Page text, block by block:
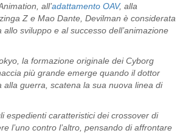
all’adattamento OAV, alla
Z e Mao Dante, Devilman è considerata
sviluppo e al successo dell’animazione
la formazione originale dei Cyborg
più grande emerge quando il dottor
guerra, scatena la sua nuova linea di
espedienti caratteristici dei crossover di
l’uno contro l’altro, pensando di affrontare